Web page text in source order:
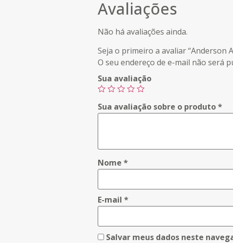
Avaliações
Não há avaliações ainda.
Seja o primeiro a avaliar “Anderson
O seu endereço de e-mail não será
Sua avaliação
Sua avaliação sobre o produto*
Nome *
E-mail *
Salvar meus dados neste